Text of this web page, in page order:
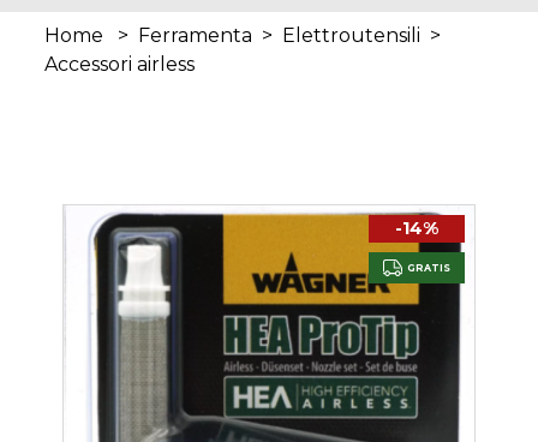
Home > Ferramenta > Elettroutensili >
Accessori airless
-14%
GRATIS